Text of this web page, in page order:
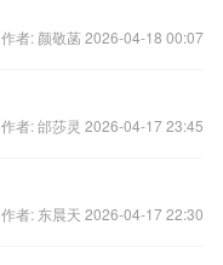
作者: 颜敬菡 2026-04-18 00:07
作者: 邰莎灵 2026-04-17 23:45
作者: 东晨天 2026-04-17 22:30